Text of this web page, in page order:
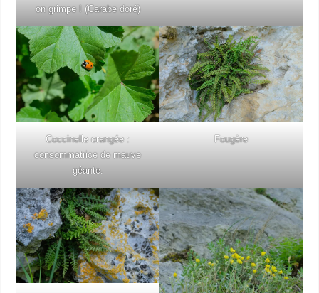
on grimpe ! (Carabe doré)
Coccinelle orangée :
consommatrice de mauve
géante.
Fougère